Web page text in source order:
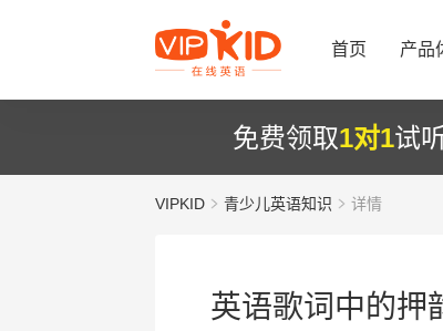
首页 产品
免费领取1对1试
VIPKID 青少儿英语知识 详情
英语歌词中的押